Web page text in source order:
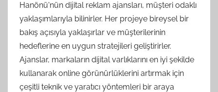
Hanönü'nün dijital reklam ajansları, müşteri odaklı
yaklaşımlarıyla bilinirler. Her projeye bireysel bir
bakış açısıyla yaklaşırlar ve müşterilerinin
hedeflerine en uygun stratejileri geliştirirler.
Ajanslar, markaların dijital varlıklarını en iyi şekilde
kullanarak online görünürlüklerini artırmak için
çeşitli teknik ve yaratıcı yöntemleri bir araya